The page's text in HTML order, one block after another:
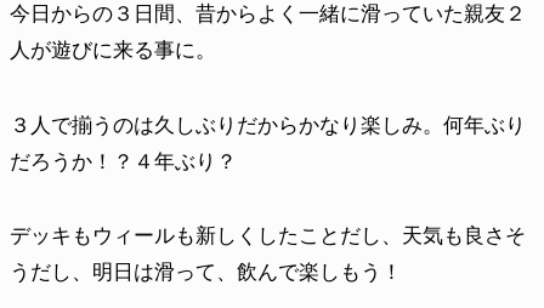
今日からの３日間、昔からよく一緒に滑っていた親友２
人が遊びに来る事に。
３人で揃うのは久しぶりだからかなり楽しみ。何年ぶり
だろうか！？４年ぶり？
デッキもウィールも新しくしたことだし、天気も良さそ
うだし、明日は滑って、飲んで楽しもう！